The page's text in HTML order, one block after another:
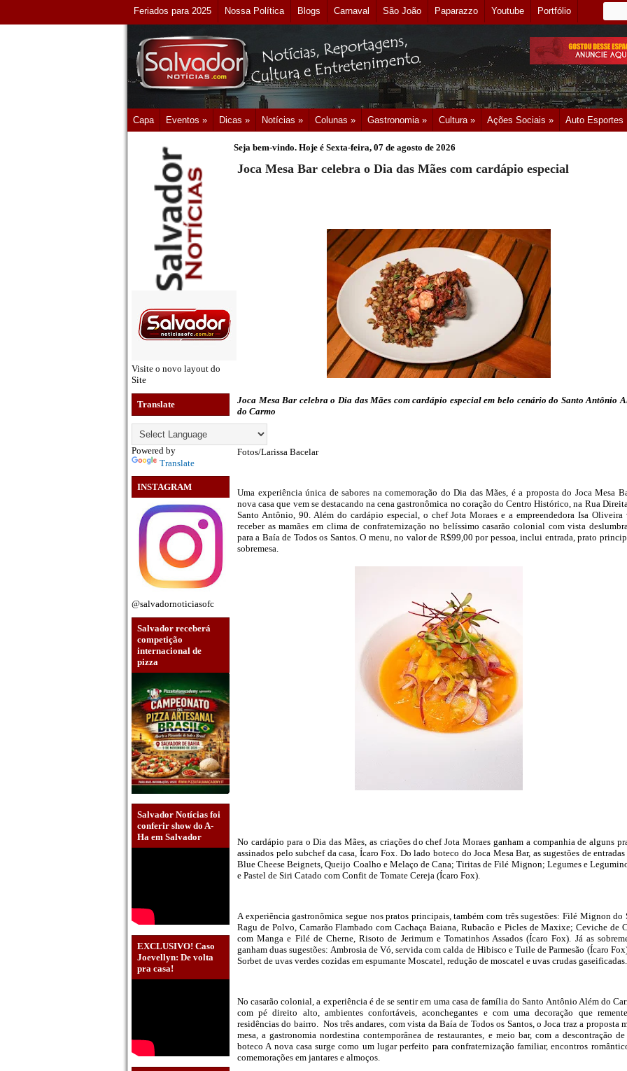
Feriados para 2025 Nossa Política Blogs Carnaval São João Paparazzo Youtube Portfólio
Capa Eventos » Dicas » Notícias » Colunas » Gastronomia » Cultura » Ações Sociais » Auto Esportes
Visite o novo layout do
Site
Translate
Powered by
Translate
INSTAGRAM
@salvadornoticiasofc
Salvador receberá
competição
internacional de
pizza
Salvador Notícias foi
conferir show do A-
Ha em Salvador
EXCLUSIVO! Caso
Joevellyn: De volta
pra casa!
Seja bem-vindo. Hoje é Sexta-feira, 07 de agosto de 2026
Joca Mesa Bar celebra o Dia das Mães com cardápio especial
Joca Mesa Bar celebra o Dia das Mães com cardápio especial em belo cenário do Santo Antônio
do Carmo
Fotos/Larissa Bacelar
Uma experiência única de sabores na comemoração do Dia das Mães, é a proposta do Joca Mesa
nova casa que vem se destacando na cena gastronômica no coração do Centro Histórico, na Rua
Santo Antônio, 90. Além do cardápio especial, o chef Jota Moraes e a empreendedora Isa Oliveira
receber as mamães em clima de confraternização no belíssimo casarão colonial com vista
para a Baía de Todos os Santos. O menu, no valor de R$99,00 por pessoa, inclui entrada, prato
sobremesa.
No cardápio para o Dia das Mães, as criações do chef Jota Moraes ganham a companhia de alguns
assinados pelo subchef da casa, Ícaro Fox. Do lado boteco do Joca Mesa Bar, as sugestões de entradas
Blue Cheese Beignets, Queijo Coalho e Melaço de Cana; Tiritas de Filé Mignon; Legumes e
e Pastel de Siri Catado com Confit de Tomate Cereja (Ícaro Fox).
A experiência gastronômica segue nos pratos principais, também com três sugestões: Filé Mignon do
Ragu de Polvo, Camarão Flambado com Cachaça Baiana, Rubacão e Picles de Maxixe; Ceviche de
com Manga e Filé de Cherne, Risoto de Jerimum e Tomatinhos Assados (Ícaro Fox). Já as
ganham duas sugestões: Ambrosia de Vó, servida com calda de Hibisco e Tuile de Parmesão (Ícaro
Sorbet de uvas verdes cozidas em espumante Moscatel, redução de moscatel e uvas crudas gaseificadas.
No casarão colonial, a experiência é de se sentir em uma casa de família do Santo Antônio Além do
com pé direito alto, ambientes confortáveis, aconchegantes e com uma decoração que
residências do bairro. Nos três andares, com vista da Baía de Todos os Santos, o Joca traz a proposta
mesa, a gastronomia nordestina contemporânea de restaurantes, e meio bar, com a descontração
boteco A nova casa surge como um lugar perfeito para confraternização familiar, encontros
comemorações em jantares e almoços.